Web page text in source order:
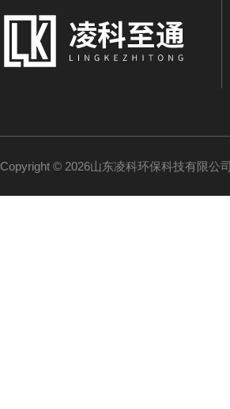
Copyright © 2026山东凌科环保科技有限公